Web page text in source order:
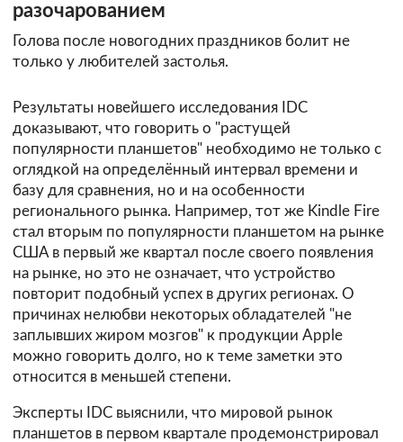
разочарованием
Голова после новогодних праздников болит не
только у любителей застолья.
Результаты новейшего исследования
IDC
доказывают, что говорить о "растущей
популярности планшетов" необходимо не только с
оглядкой на определённый интервал времени и
базу для сравнения, но и на особенности
регионального рынка. Например, тот же Kindle Fire
стал вторым по популярности планшетом на рынке
США в первый же квартал после своего появления
на рынке, но это не означает, что устройство
повторит подобный успех в других регионах. О
причинах нелюбви некоторых обладателей "не
заплывших жиром мозгов" к продукции Apple
можно говорить долго, но к теме заметки это
относится в меньшей степени.
Эксперты IDC выяснили, что мировой рынок
планшетов в первом квартале продемонстрировал